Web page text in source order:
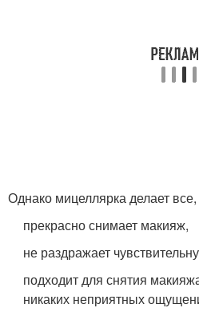
Однако мицеллярка делает
прекрасно снимает макияж,
не раздражает
подходит для снятия
никаких неприятных